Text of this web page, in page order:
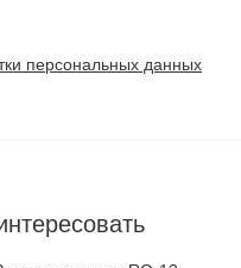
персональных данных